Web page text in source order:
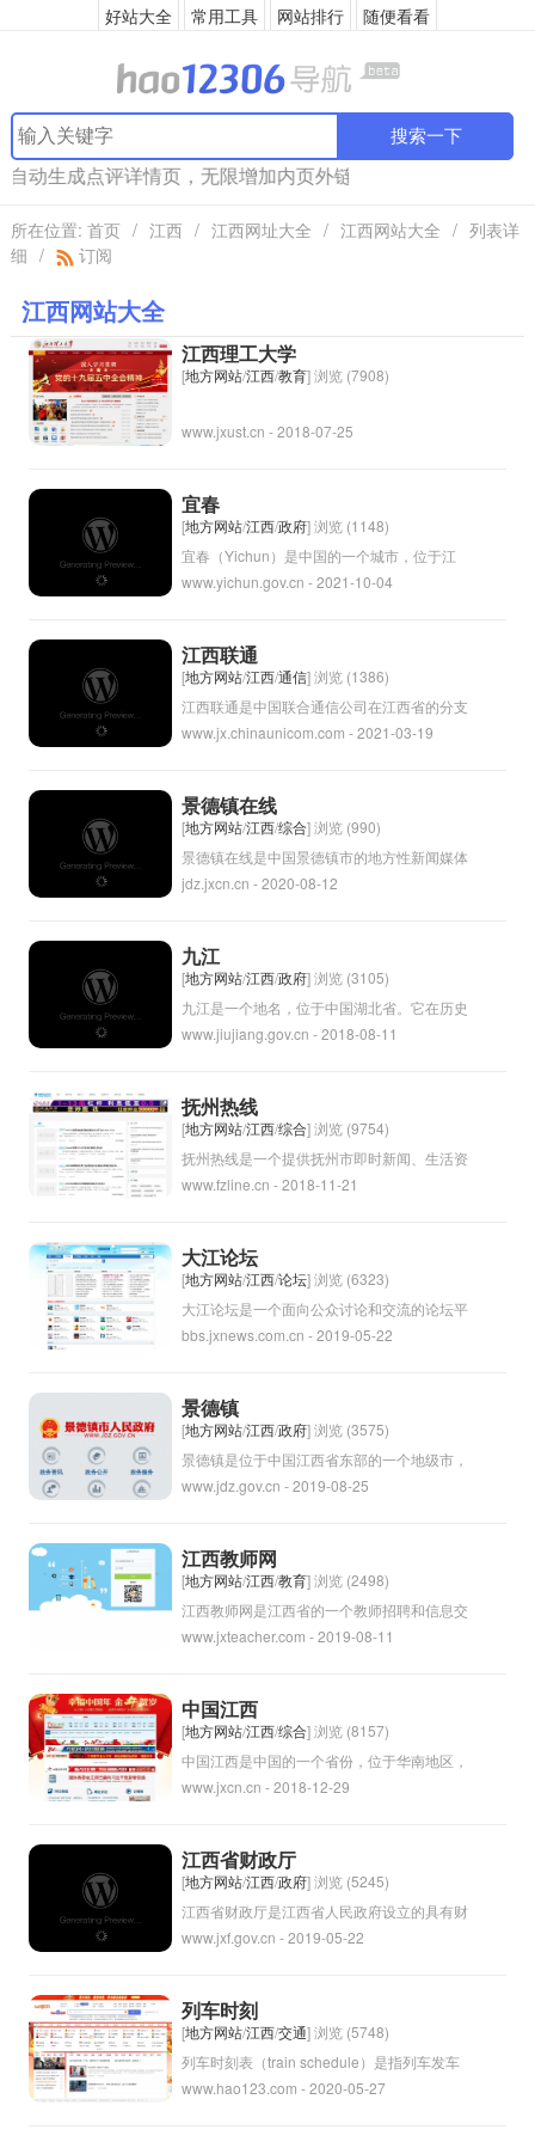
好站大全 常用工具 网站排行 随便看看
搜索一下
自动生成点评详情页，无限增加内页外链！快来
所在位置: 首页 / 江西 / 江西网址大全 / 江西网站大全 / 列表详
细 / 订阅
江西网站大全
江西理工大学
[地方网站/江西/教育] 浏览 (7908)
www.jxust.cn - 2018-07-25
宜春
[地方网站/江西/政府] 浏览 (1148)
宜春（Yichun）是中国的一个城市，位于江
西省北部。宜春市是一个历史悠久的城市，拥
的风景和悠久的历史而闻名，吸引着许多游客
前来观光旅游。宜春市也是一个重要的经济中
心，拥有多个重要的工业园区和市场。
www.yichun.gov.cn - 2021-10-04
江西联通
[地方网站/江西/通信] 浏览 (1386)
江西联通是中国联合通信公司在江西省的分支
机构，提供移动通讯服务和互联网服务。江西
务，包括手机信号覆盖、宽带接入、数据通讯
等服务。作为中国联通的一部分，江西联通也
积极推动5G技术的发展，为用户提供更快速
的互联网体验。
www.jx.chinaunicom.com - 2021-03-19
景德镇在线
[地方网站/江西/综合] 浏览 (990)
景德镇在线是中国景德镇市的地方性新闻媒体
平台，提供当地新闻、资讯、文化活动等信
的陶瓷制作历史和文化底蕴。景德镇在线致力
于传播景德镇市的各种信息，促进景德镇市的
经济、文化和社会发展。
jdz.jxcn.cn - 2020-08-12
九江
[地方网站/江西/政府] 浏览 (3105)
九江是一个地名，位于中国湖北省。它在历史
上是一个重要的行政区域，也是一个重要的文
文化遗产，是许多重要历史事件和名人的发源
地。此外，九江还以其美丽的自然景观和独特
的民俗文化闻名，吸引着许多游客前来参观。
www.jiujiang.gov.cn - 2018-08-11
抚州热线
[地方网站/江西/综合] 浏览 (9754)
抚州热线是一个提供抚州市即时新闻、生活资
讯、人物故事等内容的综合性资讯网站或平
各类信息，了解当地动态和近期事件。通过抚
州热线，用户可以及时获取抚州市的新闻动
态，方便生活和工作。
www.fzline.cn - 2018-11-21
大江论坛
[地方网站/江西/论坛] 浏览 (6323)
大江论坛是一个面向公众讨论和交流的论坛平
台，致力于探讨社会、政治、文化等各个领域
用户可以在论坛上发表观点、交流意见，与他
人讨论和分享自己的见解，共同探讨各种议
题。大江论坛旨在促进信息传播、知识交流和
民意表达，为用户提供一个自由、开放和包容
bbs.jxnews.com.cn - 2019-05-22
景德镇
[地方网站/江西/政府] 浏览 (3575)
景德镇是位于中国江西省东部的一个地级市，
以瓷器闻名于世。景德镇是中国瓷器的发源
器被誉为“中国瓷器之都”，在世界范围内享有
盛誉。景德镇还是中国历史文化名城之一，拥
有着丰富的历史遗迹和文化景点，吸引着无数
游客前来观光旅游。
www.jdz.gov.cn - 2019-08-25
江西教师网
[地方网站/江西/教育] 浏览 (2498)
江西教师网是江西省的一个教师招聘和信息交
流平台，为江西省内的教师和教育工作者提供
通过江西教师网，教师们可以及时了解到最新
的教育政策和动态，方便他们提升教育教学水
平，同时也可以发布自己的简历和求职信息，
方便教师们找到合适的工作机会。江西教师网
队伍的整体素质和能力水平。
www.jxteacher.com - 2019-08-11
中国江西
[地方网站/江西/综合] 浏览 (8157)
中国江西是中国的一个省份，位于华南地区，
省会是南昌。江西省以丰富的自然资源和历史
风景名胜，还有丰富的汉代古墓群和明清时期
的古建筑等历史遗迹。江西省也是中国的重要
农业和工业基地，主要种植水稻、茶叶、柑橘
等农产品，同时也有煤炭、铝土矿等矿产资
www.jxcn.cn - 2018-12-29
江西省财政厅
[地方网站/江西/政府] 浏览 (5245)
江西省财政厅是江西省人民政府设立的具有财
政管理职能的部门。负责制定和实施江西省的
财政资金的使用，维护财政稳定和公共财政安
全。江西省财政厅还负责编制财政预算和决
算，监督财政资金使用情况，推动财政改革和
财政体制建设，实现财政收支的平衡和财政合
www.jxf.gov.cn - 2019-05-22
列车时刻
[地方网站/江西/交通] 浏览 (5748)
列车时刻表（train schedule）是指列车发车
和到达时间的详细记录，通常包括列车编号、
www.hao123.com - 2020-05-27